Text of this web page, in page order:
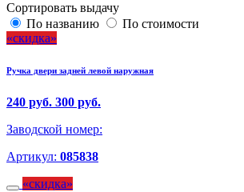
Сортировать выдачу
По названию
По стоимости
скидка
Ручка двери задней левой наружная
240 руб. 300 руб.
Заводской номер:
Артикул: 085838
скидка